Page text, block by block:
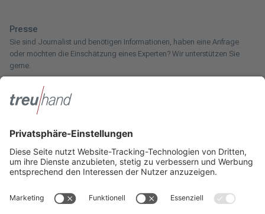
Presse
Sie sind Journalist und benötigen Informationen, haben eine Anfrage
oder möchten die Einschätzung eines Experten? Wir unterstützen Sie
gerne.
Innotax
forstwirtschaftlichen Betrieb oder kommen aus dem Handwerk und
suchen einen Steuerberater? Bei der Innotax bieten wir Ihnen individuelle
Beratung für jede Lebensphase.
Die Innotax kennenlernen
Social Media